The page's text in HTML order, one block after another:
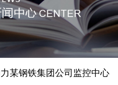
某钢铁集团公司监控中心